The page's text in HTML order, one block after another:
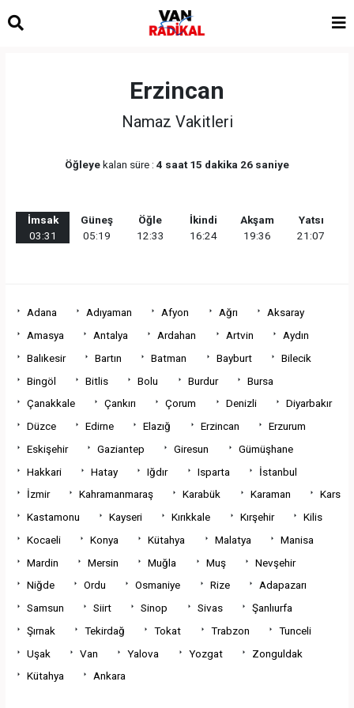
Erzincan
Namaz Vakitleri
Öğleyekalan süre : 4 saat 15 dakika 26 saniye
İmsak
03:31
Güneş
05:19
Öğle
12:33
İkindi
16:24
Akşam
19:36
Yatsı
21:07
Adana Adıyaman Afyon Ağrı
Aksaray
Amasya
Antalya Ardahan Artvin
Aydın
Balıkesir
Bartın Batman Bayburt
Bilecik
Bingöl
Bitlis Bolu Burdur
Bursa
Çanakkale
Çankırı Çorum Denizli
Diyarbakır
Düzce
Edirne Elazığ Erzincan
Erzurum
Eskişehir
Gaziantep Giresun
Gümüşhane
Hakkari
Hatay Iğdır Isparta
İstanbul
İzmir
Kahramanmaraş Karabük Karaman
Kars
Kastamonu
Kayseri Kırıkkale Kırşehir
Kilis
Kocaeli
Konya Kütahya Malatya
Manisa
Mardin
Mersin Muğla Muş
Nevşehir
Niğde
Ordu Osmaniye Rize
Adapazarı
Samsun
Siirt Sinop Sivas
Şanlıurfa
Şırnak
Tekirdağ Tokat Trabzon
Tunceli
Uşak
Van Yalova Yozgat
Zonguldak
Kütahya
Ankara